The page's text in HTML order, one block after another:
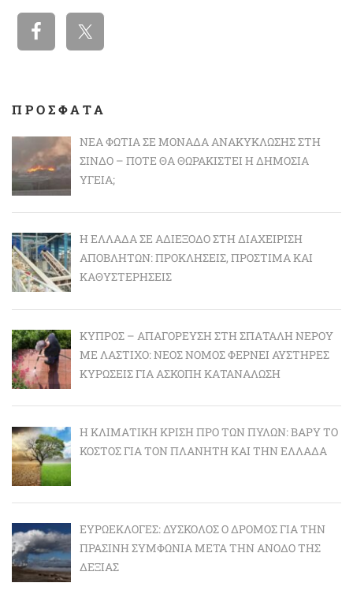
ΠΡΟΣΦΑΤΑ
ΝΈΑ ΦΩΤΙΆ ΣΕ ΜΟΝΆΔΑ ΑΝΑΚΎΚΛΩΣΗΣ ΣΤΗ
ΣΊΝΔΟ – ΠΌΤΕ ΘΑ ΘΩΡΑΚΙΣΤΕΊ Η ΔΗΜΌΣΙΑ
ΥΓΕΊΑ;
Η ΕΛΛΆΔΑ ΣΕ ΑΔΙΈΞΟΔΟ ΣΤΗ ΔΙΑΧΕΊΡΙΣΗ
ΑΠΟΒΛΉΤΩΝ: ΠΡΟΚΛΉΣΕΙΣ, ΠΡΌΣΤΙΜΑ ΚΑΙ
ΚΑΘΥΣΤΕΡΉΣΕΙΣ
ΚΎΠΡΟΣ – ΑΠΑΓΌΡΕΥΣΗ ΣΤΗ ΣΠΑΤΆΛΗ ΝΕΡΟΎ
ΜΕ ΛΆΣΤΙΧΟ: ΝΈΟΣ ΝΌΜΟΣ ΦΈΡΝΕΙ ΑΥΣΤΗΡΈΣ
ΚΥΡΏΣΕΙΣ ΓΙΑ ΆΣΚΟΠΗ ΚΑΤΑΝΆΛΩΣΗ
Η ΚΛΙΜΑΤΙΚΉ ΚΡΊΣΗ ΠΡΟ ΤΩΝ ΠΥΛΏΝ: BΑΡΎ ΤΟ
ΚΌΣΤΟΣ ΓΙΑ ΤΟΝ ΠΛΑΝΉΤΗ ΚΑΙ ΤΗΝ ΕΛΛΆΔΑ
ΕΥΡΩΕΚΛΟΓΈΣ: ΔΎΣΚΟΛΟΣ Ο ΔΡΌΜΟΣ ΓΙΑ ΤΗΝ
ΠΡΆΣΙΝΗ ΣΥΜΦΩΝΊΑ ΜΕΤΆ ΤΗΝ ΆΝΟΔΟ ΤΗΣ
ΔΕΞΙΆΣ